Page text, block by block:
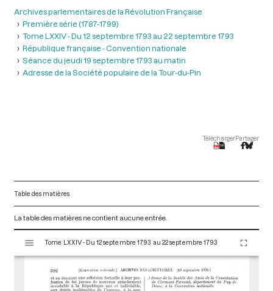
Archives parlementaires de la Révolution Française
Première série (1787-1799)
Tome LXXIV - Du 12 septembre 1793 au 22 septembre 1793
République française - Convention nationale
Séance du jeudi 19 septembre 1793 au matin
Adresse de la Société populaire de la Tour-du-Pin
TéléchargerPartager
Table des matières
La table des matières ne contient aucune entrée.
s
Tome LXXIV - Du 12 septembre 1793 au 22 septembre 1793